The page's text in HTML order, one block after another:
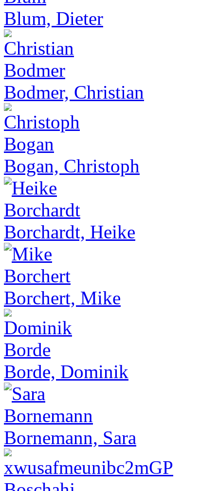
Blum, Dieter
Bodmer, Christian
Bogan, Christoph
Borchardt, Heike
Borchert, Mike
Borde, Dominik
Bornemann, Sara